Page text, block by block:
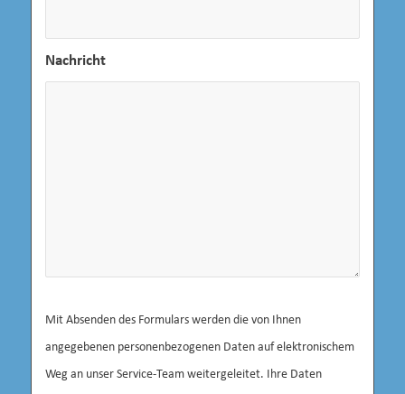
Nachricht
Mit Absenden des Formulars werden die von Ihnen
angegebenen personenbezogenen Daten auf elektronischem
Weg an unser Service-Team weitergeleitet. Ihre Daten